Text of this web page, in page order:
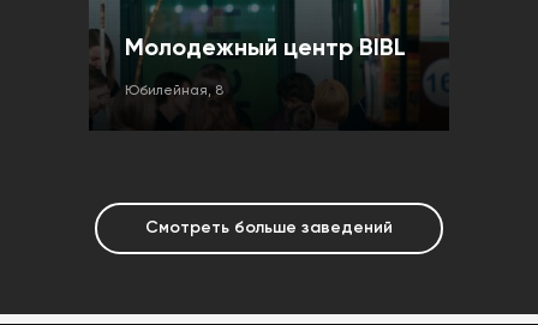
Молодежный центр BIBL
Юбилейная, 8
Смотреть больше заведений